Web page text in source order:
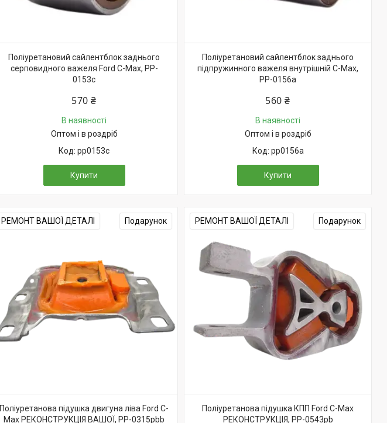
Поліуретановий сайлентблок заднього
серповидного важеля Ford C-Max, PP-
0153c
570 ₴
В наявності
Оптом і в роздріб
pp0153c
Купити
Поліуретановий сайлентблок заднього
підпружинного важеля внутрішній C-Max,
PP-0156a
560 ₴
В наявності
Оптом і в роздріб
pp0156a
Купити
РЕМОНТ ВАШОЇ ДЕТАЛІ Подарунок
Поліуретанова підушка двигуна ліва Ford C-
Max РЕКОНСТРУКЦІЯ ВАШОЇ, PP-0315pbb
РЕМОНТ ВАШОЇ ДЕТАЛІ Подарунок
Поліуретанова підушка КПП Ford C-Max
РЕКОНСТРУКЦІЯ, PP-0543pb